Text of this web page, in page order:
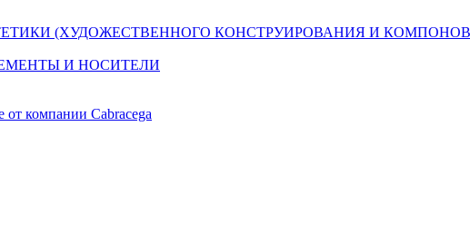
(ХУДОЖЕСТВЕННОГО КОНСТРУИРОВАНИЯ И
И НОСИТЕЛИ
компании Cabracega